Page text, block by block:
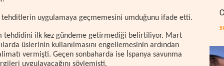
uygulamaya geçmemesini umduğunu ifade etti.
tehdidini ilk kez gündeme getirmediği belirtiliyor. Mart
üslerinin kullanılmasını engellemesinin ardından
vermişti. Geçen sonbaharda ise İspanya savunma
uygulayacağını söylemişti.